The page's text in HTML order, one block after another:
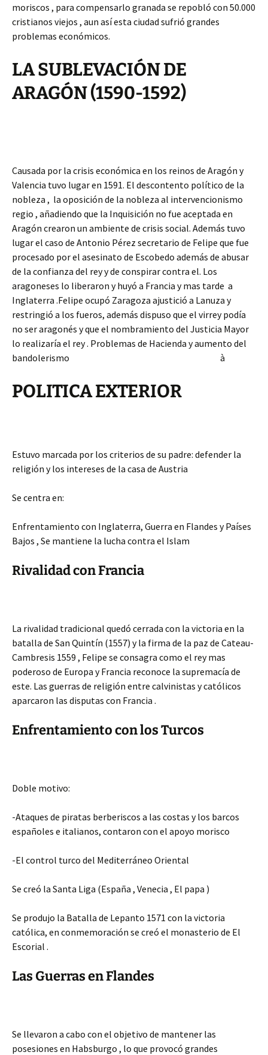
moriscos , para compensarlo granada se repobló con 50.000
cristianos viejos , aun así esta ciudad sufrió grandes
problemas económicos.
LA SUBLEVACIÓN DE
ARAGÓN (1590-1592)
Causada por la crisis económica en los reinos de Aragón y
Valencia tuvo lugar en 1591. El descontento político de la
nobleza , la oposición de la nobleza al intervencionismo
regio , añadiendo que la Inquisición no fue aceptada en
Aragón crearon un ambiente de crisis social. Además tuvo
lugar el caso de Antonio Pérez secretario de Felipe que fue
procesado por el asesinato de Escobedo además de abusar
de la confianza del rey y de conspirar contra el. Los
aragoneses lo liberaron y huyó a Francia y mas tarde a
Inglaterra .Felipe ocupó Zaragoza ajustició a Lanuza y
restringió a los fueros, además dispuso que el virrey podía
no ser aragonés y que el nombramiento del Justicia Mayor
lo realizaría el rey . Problemas de Hacienda y aumento del
bandolerismo à
POLITICA EXTERIOR
Estuvo marcada por los criterios de su padre: defender la
religión y los intereses de la casa de Austria
Se centra en:
Enfrentamiento con Inglaterra, Guerra en Flandes y Países
Bajos , Se mantiene la lucha contra el Islam
Rivalidad con Francia
La rivalidad tradicional quedó cerrada con la victoria en la
batalla de San Quintín (1557) y la firma de la paz de Cateau-
Cambresis 1559 , Felipe se consagra como el rey mas
poderoso de Europa y Francia reconoce la supremacía de
este. Las guerras de religión entre calvinistas y católicos
aparcaron las disputas con Francia .
Enfrentamiento con los Turcos
Doble motivo:
-Ataques de piratas berberiscos a las costas y los barcos
españoles e italianos, contaron con el apoyo morisco
-El control turco del Mediterráneo Oriental
Se creó la Santa Liga (España , Venecia , El papa )
Se produjo la Batalla de Lepanto 1571 con la victoria
católica, en conmemoración se creó el monasterio de El
Escorial .
Las Guerras en Flandes
Se llevaron a cabo con el objetivo de mantener las
posesiones en Habsburgo , lo que provocó grandes